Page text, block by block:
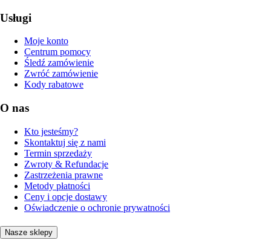
Usługi
Moje konto
Centrum pomocy
Śledź zamówienie
Zwróć zamówienie
Kody rabatowe
O nas
Kto jesteśmy?
Skontaktuj się z nami
Termin sprzedaży
Zwroty & Refundacje
Zastrzeżenia prawne
Metody płatności
Ceny i opcje dostawy
Oświadczenie o ochronie prywatności
Nasze sklepy